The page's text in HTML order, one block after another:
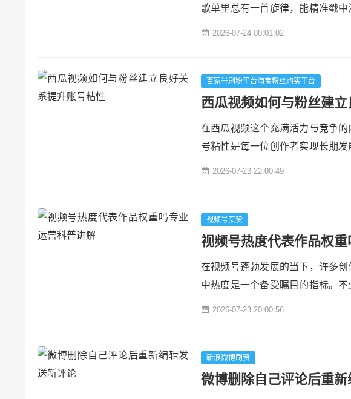
歌单里总有一首旋律，能精准戳
的情感共鸣场。各粉联盟###...
2026-07-24 00:01:02
百家号刷粉平台淘宝粉丝购买平台
西瓜视频如何与粉丝建
在西瓜视频这个充满活力与竞争
号粘性是每一位创作者实现长期
精准定位，满足需...
2026-07-23 22:00:49
视频号买赞
视频号热度代表作品权
在视频号蓬勃发展的当下，许多
中热度是一个备受瞩目的指标。
维度的数据共同作用形...
2026-07-23 20:00:56
新浪微博刷赞
微博删除自己评论后重